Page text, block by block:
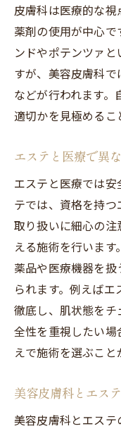
皮膚科は医療的な
薬剤の使用が中心
ンドやポテンツァ
すが、美容皮膚科
などが行われます
適切かを見極めるこ
エステと医療で異
エステと医療では
テでは、資格を持
取り扱いに細心の
える施術を行いま
薬品や医療機器を
られます。例えば
徹底し、肌状態を
全性を重視したい
えで施術を選ぶこと
美容皮膚科とエス
美容皮膚科とエス